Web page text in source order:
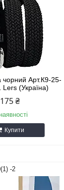
чорний Арт.К9-25-
(Україна)
175 ₴
Купити
-2